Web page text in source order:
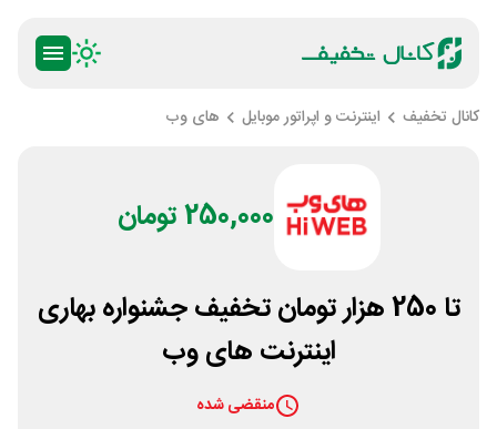
کانال تخفیف اینترنت و اپراتور موبایل های وب
250,000 تومان
تا 250 هزار تومان تخفیف جشنواره بهاری
اینترنت های وب
منقضی شده